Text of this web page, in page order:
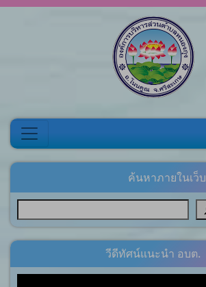
ค้นหาภายในเว็บ
วีดีทัศน์แนะนำ อบต.